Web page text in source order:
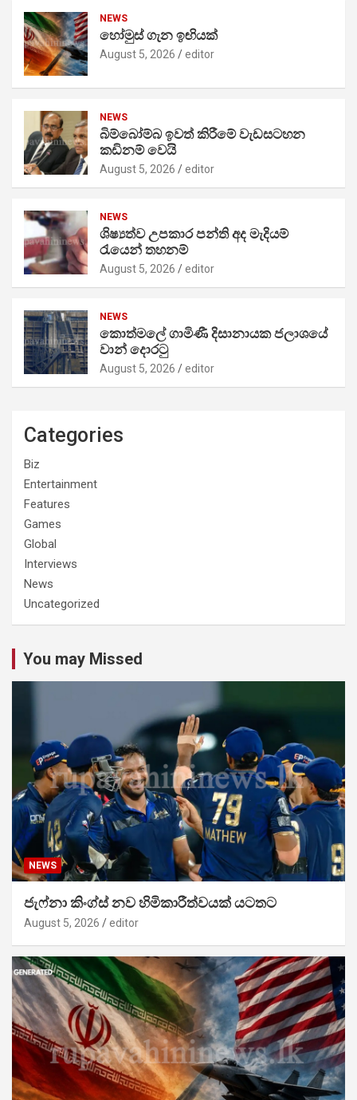
NEWS
හෝමුස් ගැන ඉඟියක්
August 5, 2026 editor
NEWS
බිම්බෝම්බ ඉවත් කිරීමේ වැඩසටහන
කඩිනම් වෙයි
August 5, 2026 editor
NEWS
ශිෂ්‍යත්ව උපකාර පන්ති අද මැදියම්
රැයෙන් තහනම්
August 5, 2026 editor
NEWS
කොත්මලේ ගාමිණී දිසානායක ජලාශයේ
වාන් දොරටු
August 5, 2026 editor
Categories
Biz
Entertainment
Features
Games
Global
Interviews
News
Uncategorized
You may Missed
NEWS
ජැෆ්නා කිංග්ස් නව හිමිකාරීත්වයක් යටතට
August 5, 2026 editor